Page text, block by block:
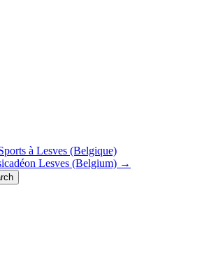
à Lesves (Belgique)
Lesves (Belgium) →